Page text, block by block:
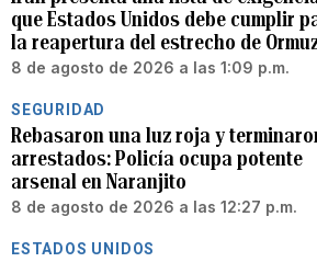
que Estados Unidos debe cumplir
la reapertura del estrecho de
8 de agosto de 2026 a las 1:09 p.m.
SEGURIDAD
Rebasaron una luz roja y
arrestados: Policía ocupa potente
arsenal en Naranjito
8 de agosto de 2026 a las 12:27 p.m.
ESTADOS UNIDOS